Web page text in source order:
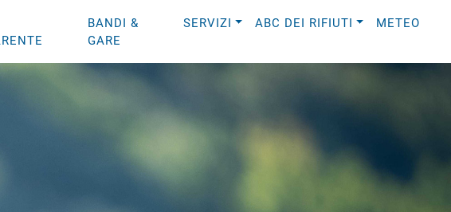
BANDI &
GARE
SERVIZI ABC DEI RIFIUTI METEO